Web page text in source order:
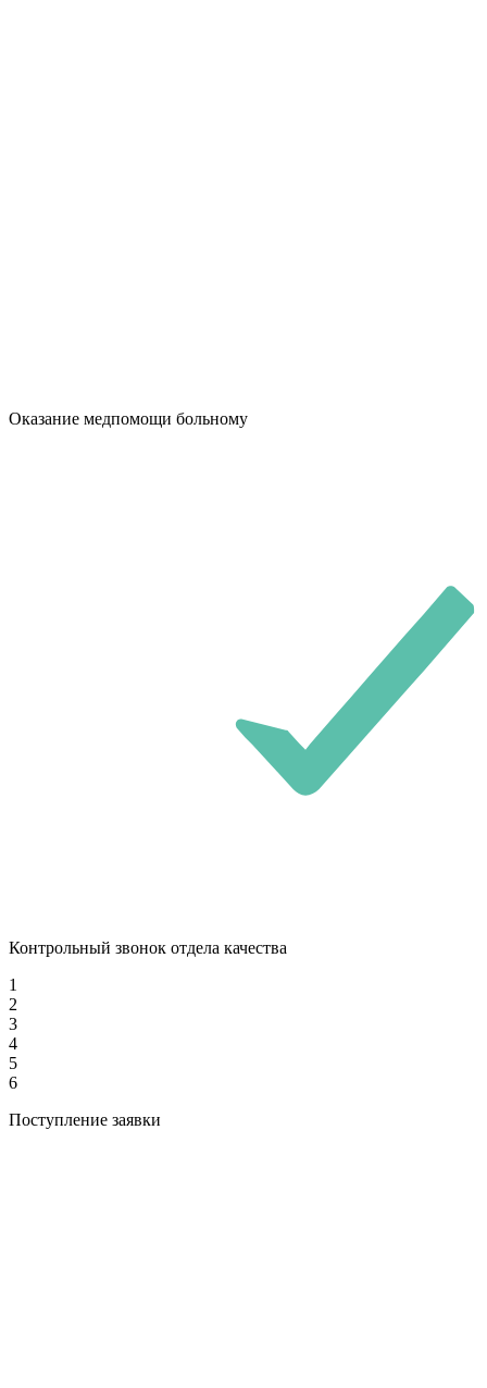
Оказание медпомощи больному
Контрольный звонок отдела качества
1
2
3
4
5
6
Поступление заявки